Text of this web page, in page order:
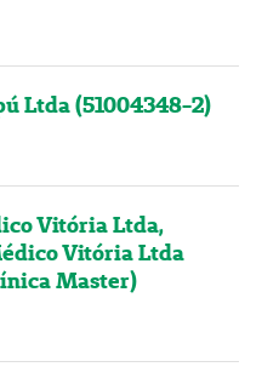
Ltda (51004348-2)
Vitória Ltda,
Vitória Ltda
Master)